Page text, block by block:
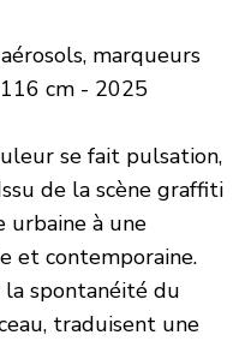
marqueurs
cm - 2025
se fait pulsation,
de la scène graffiti
urbaine à une
et contemporaine.
spontanéité du
traduisent une